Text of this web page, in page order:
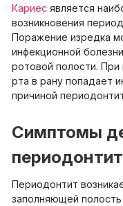
Кариес является
возникновения
Поражение изредка
инфекционной
ротовой полости.
рта в рану попадает
причиной
Симптомы
Периодонтит
заполняющей